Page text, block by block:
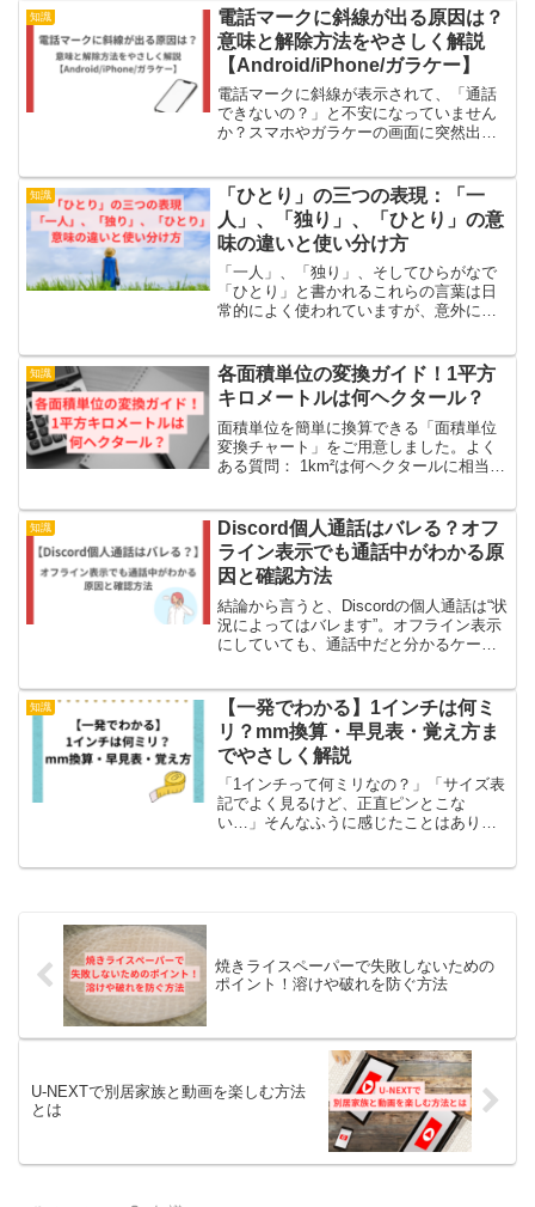
が暗すぎる」といった投稿が増えて...
知識
電話マークに斜線が出る原因は？
意味と解除方法をやさしく解説
【Android/iPhone/ガラケー】
電話マークに斜線が表示されて、「通話
できないの？」と不安になっていません
か？スマホやガラケーの画面に突然出て
置しておくと通話に影響することもあり
ますが、多くの場合は...
知識
「ひとり」の三つの表現：「一
人」、「独り」、「ひとり」の意
味の違いと使い分け方
「一人」、「独り」、そしてひらがなで
「ひとり」と書かれるこれらの言葉は日
常的によく使われていますが、意外に使
もあります。見た目は似ていますが、実
はそれぞれに異なるニュア...
知識
各面積単位の変換ガイド！1平方
キロメートルは何ヘクタール？
面積単位を簡単に換算できる「面積単位
変換チャート」をご用意しました。よく
ある質問： 1km²は何ヘクタールに相当し
い 以下の表では、1平方キロメートルを
ヘクタール、...
知識
Discord個人通話はバレる？オフ
ライン表示でも通話中がわかる原
因と確認方法
結論から言うと、Discordの個人通話は“状
況によってはバレます”。オフライン表示
にしていても、通話中だと分かるケース
るかまでバレる？」と不安になりますよ
ね。この記事で...
知識
【一発でわかる】1インチは何ミ
リ？mm換算・早見表・覚え方ま
でやさしく解説
「1インチって何ミリなの？」「サイズ表
記でよく見るけど、正直ピンとこな
い…」そんなふうに感じたことはありま
焼きライスペーパーで失敗しないための
ポイント！溶けや破れを防ぐ方法
U-NEXTで別居家族と動画を楽しむ方法
とは